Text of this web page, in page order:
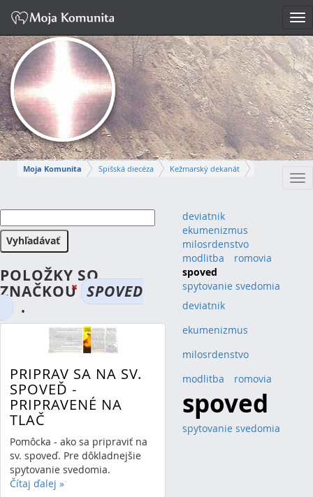
Moja Komunita Spišská diecéza
Kežmarský dekanát
MARTIN
Napísať správu
POLOŽKY SO
ZNAČKOU SPOVED
.
PRIPRAV SA NA SV.
SPOVEĎ -
PRIPRAVENÉ NA
TLAČ
Pomôcka - ako sa pripraviť na
sv. spoveď. Pre dôkladnejšie
spytovanie svedomia.
Čítaj ďalej »
deviatnik
ekumenizmus
milosrdenstvo
modlitba
romovia
spoved
spytovanie svedomia
deviatnik
ekumenizmus
milosrdenstvo
modlitba (1)romovia
spoved
spytovanie svedomia